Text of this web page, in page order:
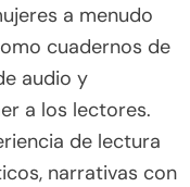
a menudo
cuadernos de
audio y
a los lectores.
de lectura
narrativas con